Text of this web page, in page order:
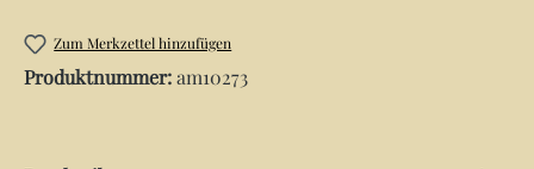
Zum Merkzettel hinzufügen
Produktnummer:am10273